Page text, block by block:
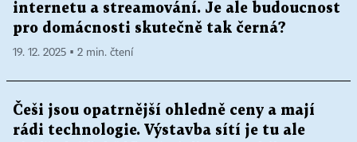
internetu a streamování. Je ale budoucnost
pro domácnosti skutečně tak černá?
19. 12. 2025 ▪ 2 min. čtení
Češi jsou opatrnější ohledně ceny a mají
rádi technologie. Výstavba sítí je tu ale